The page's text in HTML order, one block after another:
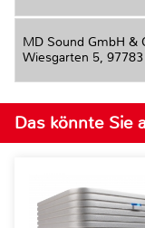
MD Sound GmbH &
Wiesgarten 5,
Das könnte Sie